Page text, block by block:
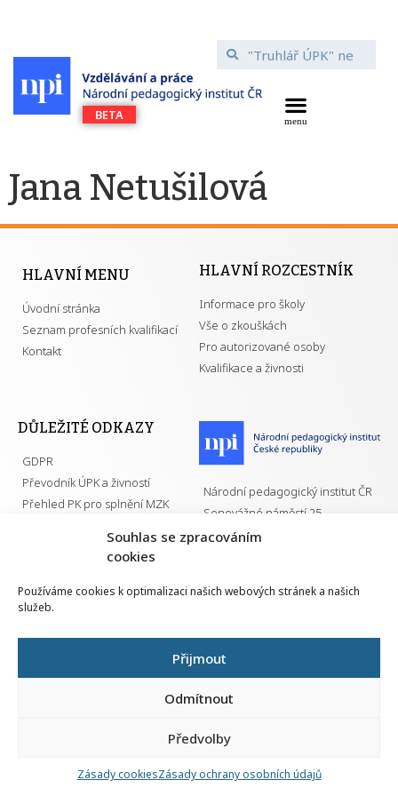
Souhlas se zpracováním
cookies
Používáme cookies k optimalizaci našich webových stránek a našich
služeb.
Přijmout
Odmítnout
Předvolby
Zásady cookiesZásady ochrany osobních údajů
Jana Netušilová
HLAVNÍ MENU
Úvodní stránka
Seznam profesních kvalifikací
Kontakt
HLAVNÍ ROZCESTNÍK
Informace pro školy
Vše o zkouškách
Pro autorizované osoby
Kvalifikace a živnosti
DŮLEŽITÉ ODKAZY
GDPR
Převodník ÚPK a živností
Přehled PK pro splnění MZK
Národní pedagogický institut ČR
Senovážné náměstí 25
110 00 Praha 1